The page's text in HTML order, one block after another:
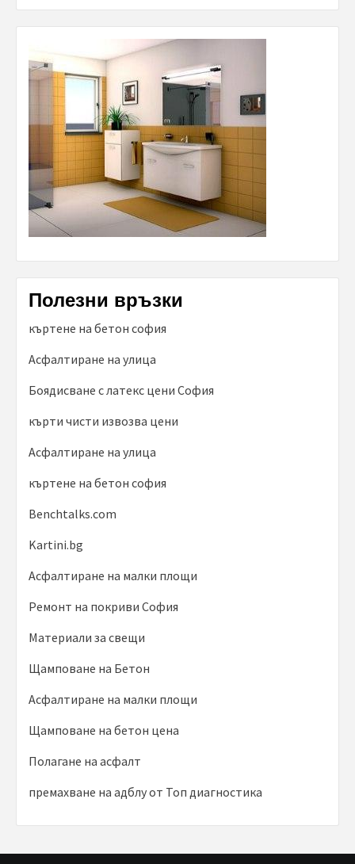
Полезни връзки
къртене на бетон софия
Асфалтиране на улица
Боядисване с латекс цени София
кърти чисти извозва цени
Асфалтиране на улица
къртене на бетон софия
Benchtalks.com
Kartini.bg
Асфалтиране на малки площи
Ремонт на покриви София
Материали за свещи
Щамповане на Бетон
Асфалтиране на малки площи
Щамповане на бетон цена
Полагане на асфалт
премахване на адблу от Топ диагностика